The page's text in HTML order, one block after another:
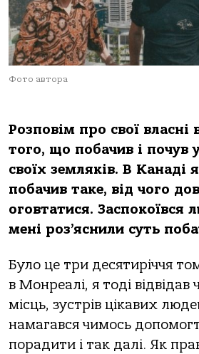
Фото автора
Розповім про свої власні
того, що побачив і почув
своїх земляків. В Канаді
побачив таке, від чого
оговтатися. Заспокоївся
мені роз’яснили суть
Було це три десятиріччя
в Монреалі, я тоді
місць, зустрів цікавих
намагався чимось
порадити і так далі. Як